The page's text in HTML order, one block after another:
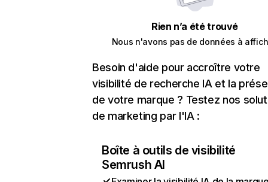
Rien n’a été trouvé
Nous n'avons pas de données à
Besoin d'aide pour accroître votre
visibilité de recherche IA et la
de votre marque ? Testez nos
de marketing par l'IA :
Boîte à outils de visibilité
Semrush AI